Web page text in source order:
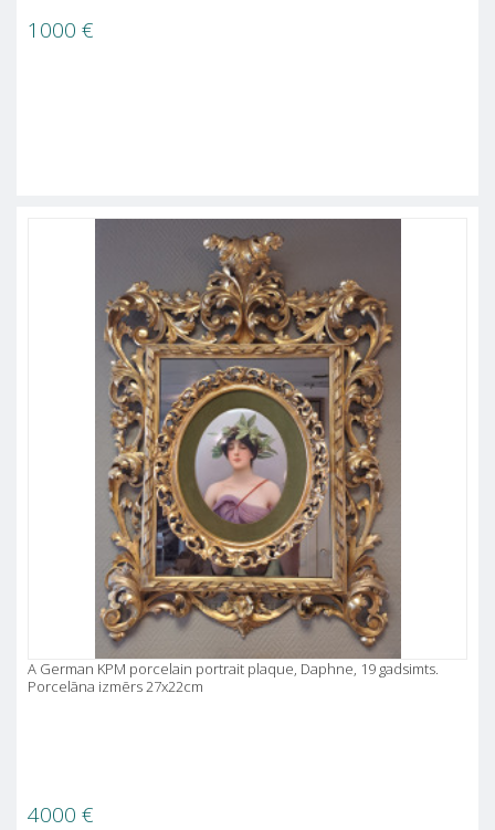
1000 €
A German KPM porcelain portrait plaque, Daphne, 19 gadsimts.
Porcelāna izmērs 27x22cm
4000 €